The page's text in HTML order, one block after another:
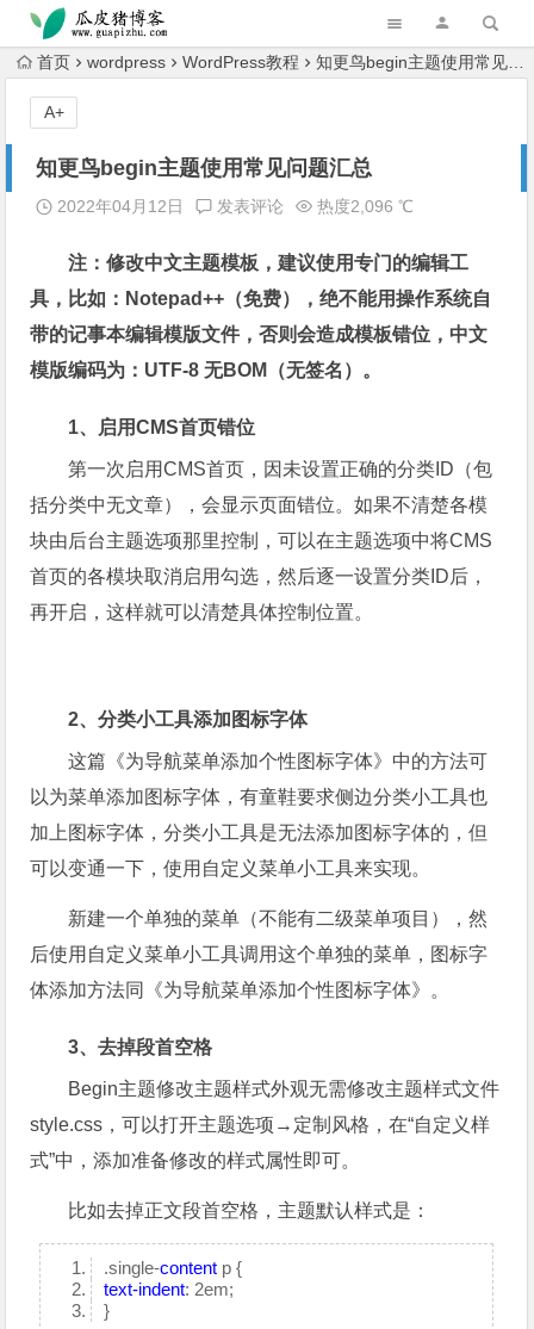
跳转到主内容
首页 wordpress WordPress教程 知更鸟begin主题使用常见问题汇总
知更鸟begin主题使用常见问题汇总
2022年04月12日 发表评论 热度2,096 ℃
注：修改中文主题模板，建议使用专门的编辑工
具，比如：Notepad++（免费），绝不能用操作系统自
带的记事本编辑模版文件，否则会造成模板错位，中文
模版编码为：UTF-8 无BOM（无签名）。
1、启用CMS首页错位
第一次启用CMS首页，因未设置正确的分类ID（包
括分类中无文章），会显示页面错位。如果不清楚各模
块由后台主题选项那里控制，可以在主题选项中将CMS
首页的各模块取消启用勾选，然后逐一设置分类ID后，
再开启，这样就可以清楚具体控制位置。
2、分类小工具添加图标字体
这篇《为导航菜单添加个性图标字体》中的方法可
以为菜单添加图标字体，有童鞋要求侧边分类小工具也
加上图标字体，分类小工具是无法添加图标字体的，但
可以变通一下，使用自定义菜单小工具来实现。
新建一个单独的菜单（不能有二级菜单项目），然
后使用自定义菜单小工具调用这个单独的菜单，图标字
体添加方法同《为导航菜单添加个性图标字体》。
3、去掉段首空格
Begin主题修改主题样式外观无需修改主题样式文件
style.css，可以打开主题选项→定制风格，在“自定义样
式”中，添加准备修改的样式属性即可。
比如去掉正文段首空格，主题默认样式是：
.single-content p {
text-indent: 2em;
}
A+